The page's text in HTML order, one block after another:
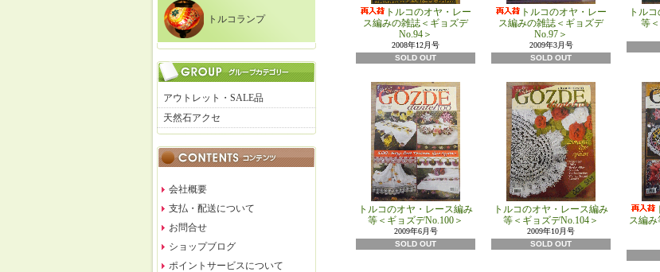
トルコランプ
アウトレット・SALE品
天然石アクセ
会社概要
支払・配送について
お問合せ
ショップブログ
ポイントサービスについて
トルコのオヤ・レー
ス編みの雑誌＜ギョズデ
No.94＞
2008年12月号
SOLD OUT
トルコのオヤ・レー
ス編みの雑誌＜ギョズデ
No.97＞
2009年3月号
SOLD OUT
トル
等
トルコのオヤ・レース編み
等＜ギョズデNo.100＞
2009年6月号
SOLD OUT
トルコのオヤ・レース編み
等＜ギョズデNo.104＞
2009年10月号
SOLD OUT
ス編み